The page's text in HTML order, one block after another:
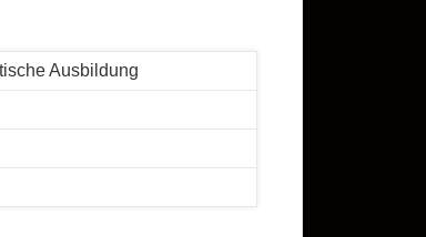
Ausbildung